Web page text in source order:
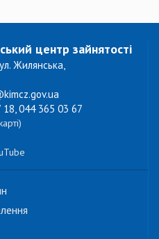
центр зайнятості
Жилянська,
18, 044 365 03 67